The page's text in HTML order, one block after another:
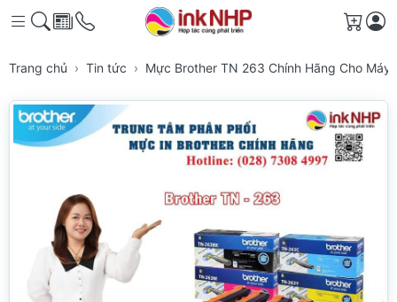
Giỏ
Trang chủ Tin tức Mực Brother TN 263 Chính Hãng Cho Máy